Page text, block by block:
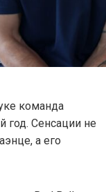
команда
год. Сенсации не
а его